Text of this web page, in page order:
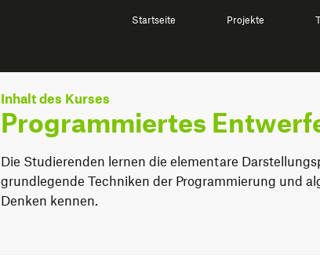
Startseite Projekte
Inhalt des Kurses
Programmiertes
Die Studierenden lernen die elementare
grundlegende Techniken der Programmierung und
Denken kennen.